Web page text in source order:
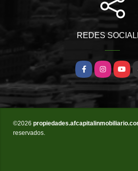
REDES
FacebookInstagram
©2026
reservados.